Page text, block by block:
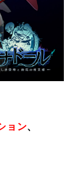
ョン、